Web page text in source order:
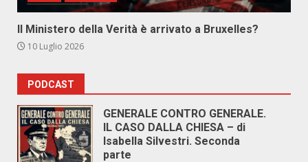
Il Ministero della Verità è arrivato a Bruxelles?
10 Luglio 2026
PODCAST
GENERALE CONTRO GENERALE.
IL CASO DALLA CHIESA – di
Isabella Silvestri. Seconda
parte